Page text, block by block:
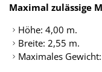
Maximal zulässige
Höhe: 4,00 m.
Breite: 2,55 m.
Maximales